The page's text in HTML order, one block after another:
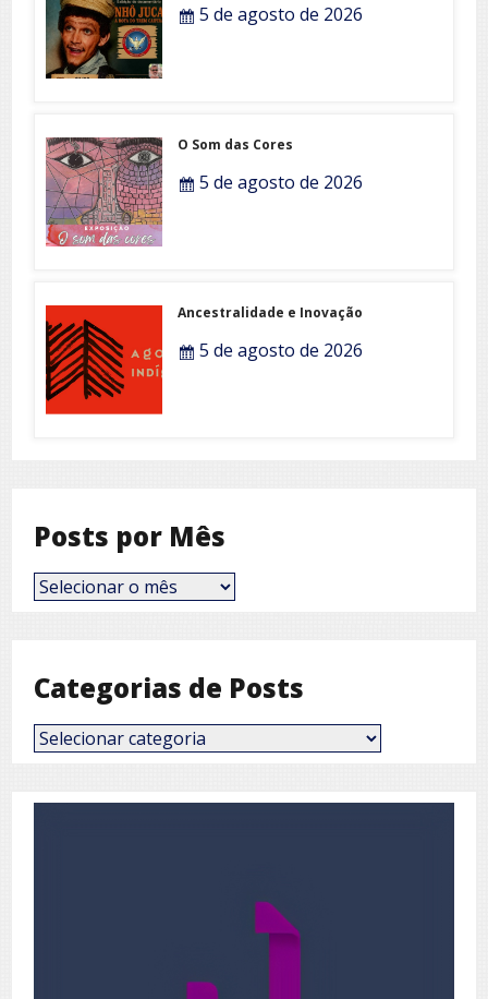
5 de agosto de 2026
O Som das Cores
5 de agosto de 2026
Ancestralidade e Inovação
5 de agosto de 2026
Posts por Mês
Posts
por
Categorias de Posts
Categorias
de